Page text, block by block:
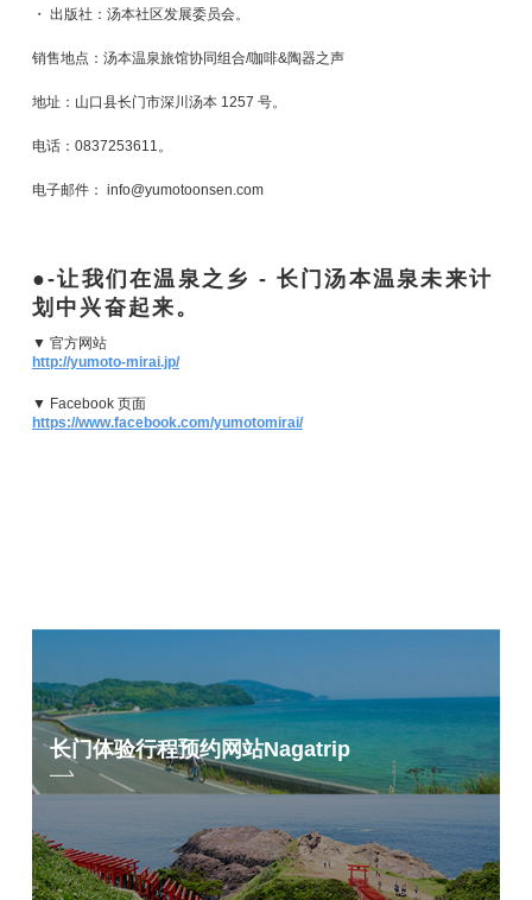
・ 出版社：汤本社区发展委员会。
销售地点：汤本温泉旅馆协同组合/咖啡&陶器之声
地址：山口县长门市深川汤本 1257 号。
电话：0837253611。
电子邮件： info@yumotoonsen.com
-让我们在温泉之乡 - 长门汤本温泉未来计
划中兴奋起来。
▼ 官方网站
http://yumoto-mirai.jp/
▼ Facebook 页面
https://www.facebook.com/yumotomirai/
长门体验行程预约网站Nagatrip